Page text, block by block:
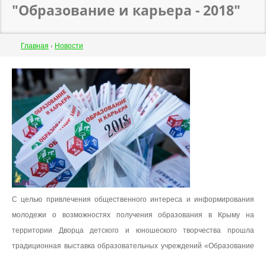
"Образование и карьера - 2018"
Строка
навигации
Главная › Новости
Back
to
top
С целью привлечения общественного интереса и информирования
молодежи о возможностях получения образования в Крыму на
территории Дворца детского и юношеского творчества прошла
традиционная выставка образовательных учреждений «Образование